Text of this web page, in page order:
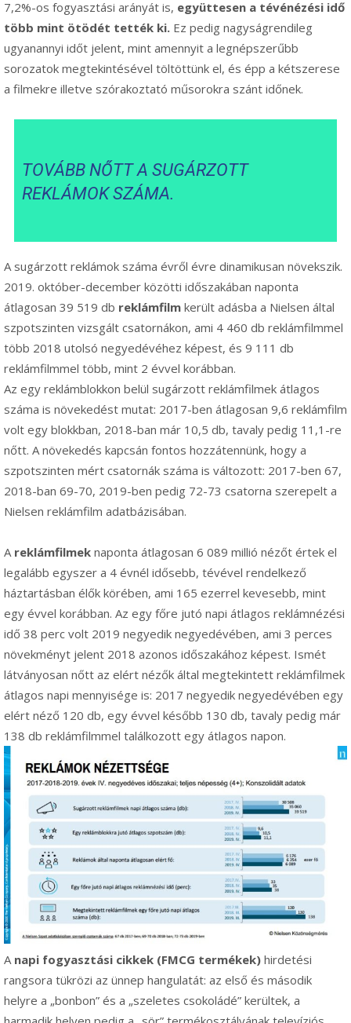
7,2%-os fogyasztási arányát is, együttesen a tévénézési idő
több mint ötödét tették ki. Ez pedig nagyságrendileg
ugyanannyi időt jelent, mint amennyit a legnépszerűbb
sorozatok megtekintésével töltöttünk el, és épp a kétszerese
a filmekre illetve szórakoztató műsorokra szánt időnek.
TOVÁBB NŐTT A SUGÁRZOTT
REKLÁMOK SZÁMA.
A sugárzott reklámok száma évről évre dinamikusan növekszik.
2019. október-december közötti időszakában naponta
átlagosan 39 519 db reklámfilm került adásba a Nielsen által
szpotszinten vizsgált csatornákon, ami 4 460 db reklámfilmmel
több 2018 utolsó negyedévéhez képest, és 9 111 db
reklámfilmmel több, mint 2 évvel korábban.
Az egy reklámblokkon belül sugárzott reklámfilmek átlagos
száma is növekedést mutat: 2017-ben átlagosan 9,6 reklámfilm
volt egy blokkban, 2018-ban már 10,5 db, tavaly pedig 11,1-re
nőtt. A növekedés kapcsán fontos hozzátennünk, hogy a
szpotszinten mért csatornák száma is változott: 2017-ben 67,
2018-ban 69-70, 2019-ben pedig 72-73 csatorna szerepelt a
Nielsen reklámfilm adatbázisában.
A reklámfilmek naponta átlagosan 6 089 millió nézőt értek el
legalább egyszer a 4 évnél idősebb, tévével rendelkező
háztartásban élők körében, ami 165 ezerrel kevesebb, mint
egy évvel korábban. Az egy főre jutó napi átlagos reklámnézési
idő 38 perc volt 2019 negyedik negyedévében, ami 3 perces
növekményt jelent 2018 azonos időszakához képest. Ismét
látványosan nőtt az elért nézők által megtekintett reklámfilmek
átlagos napi mennyisége is: 2017 negyedik negyedévében egy
elért néző 120 db, egy évvel később 130 db, tavaly pedig már
138 db reklámfilmmel találkozott egy átlagos napon.
A napi fogyasztási cikkek (FMCG termékek) hirdetési
rangsora tükrözi az ünnep hangulatát: az első és második
helyre a „bonbon” és a „szeletes csokoládé” kerültek, a